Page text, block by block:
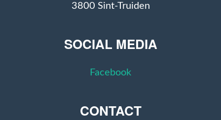
3800 Sint-Truiden
SOCIAL MEDIA
Facebook
CONTACT